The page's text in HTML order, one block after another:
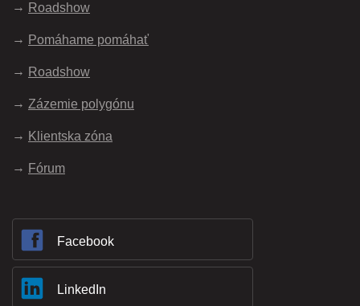
Roadshow
Pomáhame pomáhať
Roadshow
Zázemie polygónu
Klientska zóna
Fórum
Facebook
LinkedIn